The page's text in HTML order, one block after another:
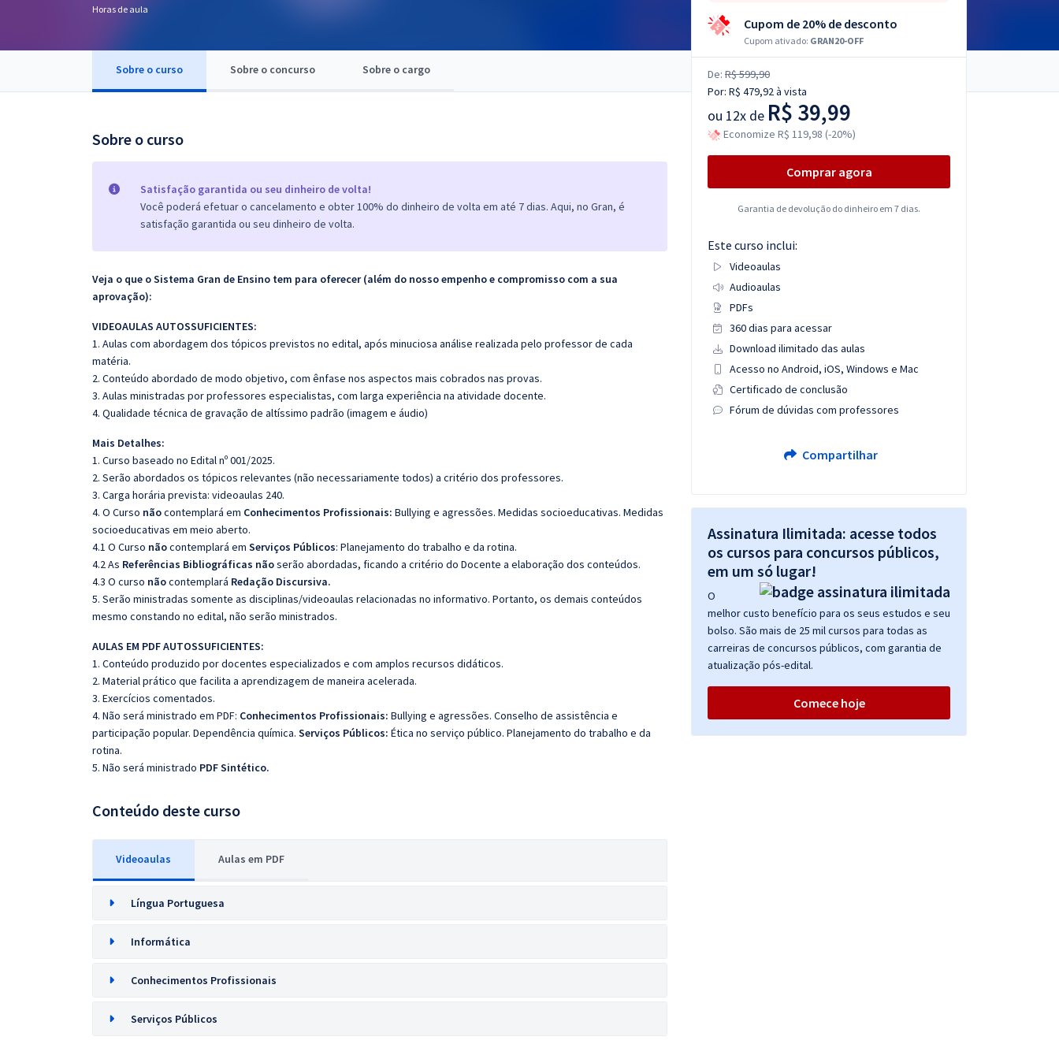
OAB
Questões grátis
Conteúdo gratuito
Horas de aula
Sobre o curso Sobre o concurso Sobre o cargo
Sobre o curso
Satisfação garantida ou seu dinheiro de volta!
Você poderá efetuar o cancelamento e obter 100% do dinheiro de volta em até 7 dias. Aqui, no Gran, é
satisfação garantida ou seu dinheiro de volta.
Veja o que o Sistema Gran de Ensino tem para oferecer (além do nosso empenho e compromisso com a sua
aprovação):
VIDEOAULAS AUTOSSUFICIENTES:
1. Aulas com abordagem dos tópicos previstos no edital, após minuciosa análise realizada pelo professor de cada
matéria.
2. Conteúdo abordado de modo objetivo, com ênfase nos aspectos mais cobrados nas provas.
3. Aulas ministradas por professores especialistas, com larga experiência na atividade docente.
4. Qualidade técnica de gravação de altíssimo padrão (imagem e áudio)
Mais Detalhes:
1. Curso baseado no Edital nº 001/2025.
2. Serão abordados os tópicos relevantes (não necessariamente todos) a critério dos professores.
3. Carga horária prevista: videoaulas 240.
4. O Curso nãocontemplará em Conhecimentos Profissionais: Bullying e agressões. Medidas socioeducativas. Medidas
socioeducativas em meio aberto.
4.1 O Curso nãocontemplará em Serviços Públicos: Planejamento do trabalho e da rotina.
4.2 As Referências Bibliográficas nãoserão abordadas, ficando a critério do Docente a elaboração dos conteúdos.
4.3 O curso nãocontemplará Redação Discursiva.
5. Serão ministradas somente as disciplinas/videoaulas relacionadas no informativo. Portanto, os demais conteúdos
mesmo constando no edital, não serão ministrados.
AULAS EM PDF AUTOSSUFICIENTES:
1. Conteúdo produzido por docentes especializados e com amplos recursos didáticos.
2. Material prático que facilita a aprendizagem de maneira acelerada.
3. Exercícios comentados.
4. Não será ministrado em PDF: Conhecimentos Profissionais: Bullying e agressões. Conselho de assistência e
participação popular. Dependência química. Serviços Públicos: Ética no serviço público. Planejamento do trabalho e da
rotina.
5. Não será ministrado PDF Sintético.
Conteúdo deste curso
Videoaulas Aulas em PDF
Língua Portuguesa
Informática
Conhecimentos Profissionais
Serviços Públicos
Cupom de 20% de desconto
Cupom ativado: GRAN20-OFF
De: R$ 599,90
Por: R$ 479,92à vista
ou 12x de R$ 39,99
Economize R$ 119,98 (-20%)
Comprar agora
Garantia de devolução do dinheiro em 7 dias.
Este curso inclui:
Videoaulas
Audioaulas
PDFs
360 dias para acessar
Download ilimitado das aulas
Acesso no Android, iOS, Windows e Mac
Certificado de conclusão
Fórum de dúvidas com professores
Compartilhar
Assinatura Ilimitada: acesse todos
os cursos para concursos públicos,
em um só lugar!
O
melhor custo benefício para os seus estudos e seu
bolso. São mais de 25 mil cursos para todas as
carreiras de concursos públicos, com garantia de
atualização pós-edital.
Comece hoje